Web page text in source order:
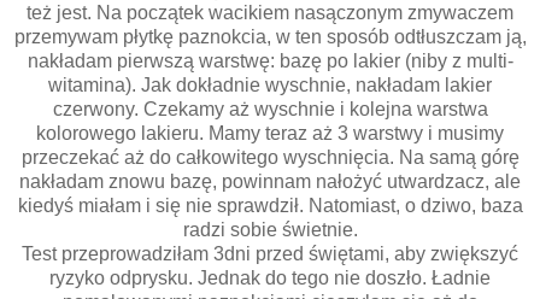
też jest. Na początek wacikiem nasączonym zmywaczem
przemywam płytkę paznokcia, w ten sposób odtłuszczam ją,
nakładam pierwszą warstwę: bazę po lakier (niby z multi-
witamina). Jak dokładnie wyschnie, nakładam lakier
czerwony. Czekamy aż wyschnie i kolejna warstwa
kolorowego lakieru. Mamy teraz aż 3 warstwy i musimy
przeczekać aż do całkowitego wyschnięcia. Na samą górę
nakładam znowu bazę, powinnam nałożyć utwardzacz, ale
kiedyś miałam i się nie sprawdził. Natomiast, o dziwo, baza
radzi sobie świetnie.
Test przeprowadziłam 3dni przed świętami, aby zwiększyć
ryzyko odprysku. Jednak do tego nie doszło. Ładnie